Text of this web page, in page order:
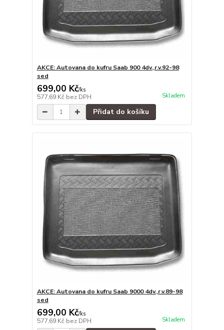
AKCE: Autovana do kufru Saab 900 4dv.,r.v.92-98
sed
699,00 Kč/ks
577,69 Kč bez DPH Skladem
Přidat do košíku
AKCE: Autovana do kufru Saab 9000 4dv.,r.v.89-98
sed
699,00 Kč/ks
577,69 Kč bez DPH Skladem